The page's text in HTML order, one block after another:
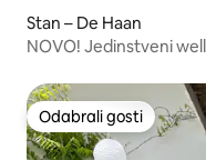
Stan – De Haan
NOVO! Jedinstveni
Odabrali gosti
Odabrali gosti